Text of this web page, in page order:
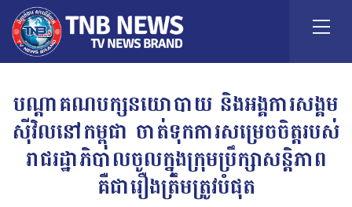
បណ្ដាគណបក្សនយោបាយ និងអង្គការសង្គម
ស៊ីវិលនៅកម្ពុជា ចាត់ទុកការសម្រេចចិត្តរបស់
រាជរដ្ឋាភិបាលចូលក្នុងក្រុមប្រឹក្សាសន្តិភាព
គឺជារឿងត្រឹមត្រូវបំផុត